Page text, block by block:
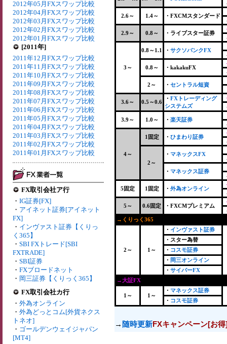
2012年05月FXスワップ比較
2012年04月FXスワップ比較
2012年03月FXスワップ比較
2012年02月FXスワップ比較
2012年01月FXスワップ比較
[2011年]
2011年12月FXスワップ比較
2011年11月FXスワップ比較
2011年10月FXスワップ比較
2011年09月FXスワップ比較
2011年08月FXスワップ比較
2011年07月FXスワップ比較
2011年06月FXスワップ比較
2011年05月FXスワップ比較
2011年04月FXスワップ比較
2011年03月FXスワップ比較
2011年02月FXスワップ比較
2011年01月FXスワップ比較
FX取引会社ア行
・ IG証券[FX]
・ アイネット証券[アイネット
FX]
・ インヴァスト証券【くりっ
く365】
・ SBI FXトレード[SBI
FXTRADE]
・ SBI証券
・ FXブロードネット
・ 岡三証券【くりっく365】
FX取引会社カ行
・ 外為オンライン
・ 外為どっとコム[外貨ネクス
トネオ]
・ ゴールデンウェイジャパン
[MT4]
2.6～ 1.4～ ・FXCMスタンダード
2.9～ 0.8～ ・ライブスター証券
3～
0.8～1.1 ・ サクソバンクFX
0.8～ ・kakakuFX
2～ ・ セントラル短資
3.6～ 0.5～0.6
・ FXトレーディング
システムズ
3.9～ 1.0～ ・ 楽天証券
4～
1固定 ・ ひまわり証券
2～
・ マネックスFX
・ マネックス証券
5固定 1固定 ・ 外為オンライン
5～ 0.6固定 ・FXCMプレミアム
→くりっく365
2～ 1～
・ インヴァスト証券
・スター為替
・ コスモ証券
・ 岡三オンライン
・ サイバーFX
→大証FX
1～ 1～
・ マネックス証券
・ コスモ証券
→ 随時更新FXキャンペーン[お